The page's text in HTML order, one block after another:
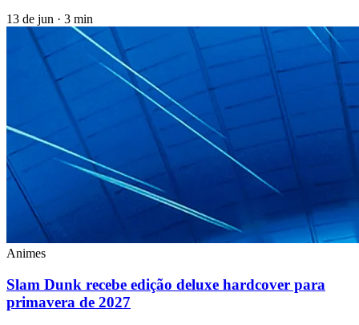
13 de jun · 3 min
Animes
Slam Dunk recebe edição deluxe hardcover para
primavera de 2027